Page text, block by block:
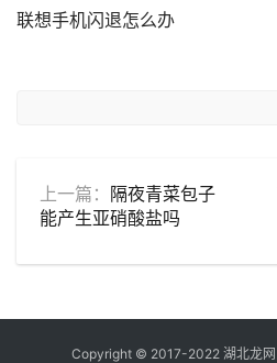
联想手机闪退怎么办
上一篇： 隔夜青菜包子
能产生亚硝酸盐吗
Copyright © 2017-2022 湖北龙网